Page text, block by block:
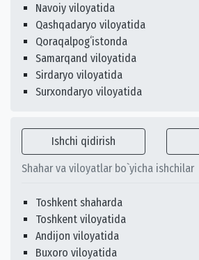
Navoiy viloyatida
Qashqadaryo viloyatida
Qoraqalpogʻistonda
Samarqand viloyatida
Sirdaryo viloyatida
Surxondaryo viloyatida
Ishchi qidirish
Shahar va viloyatlar bo`yicha ishchilar
Toshkent shaharda
Toshkent viloyatida
Andijon viloyatida
Buxoro viloyatida